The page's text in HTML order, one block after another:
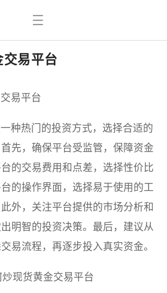
易平台
易平台
种热门的投资方式，选择合适的
先，确保平台受监管，保障资金
的交易费用和点差，选择性价比
的操作界面，选择易于使用的工
外，关注平台提供的市场分析和
明智的投资决策。最后，建议从
易流程，再逐步投入真实资金。